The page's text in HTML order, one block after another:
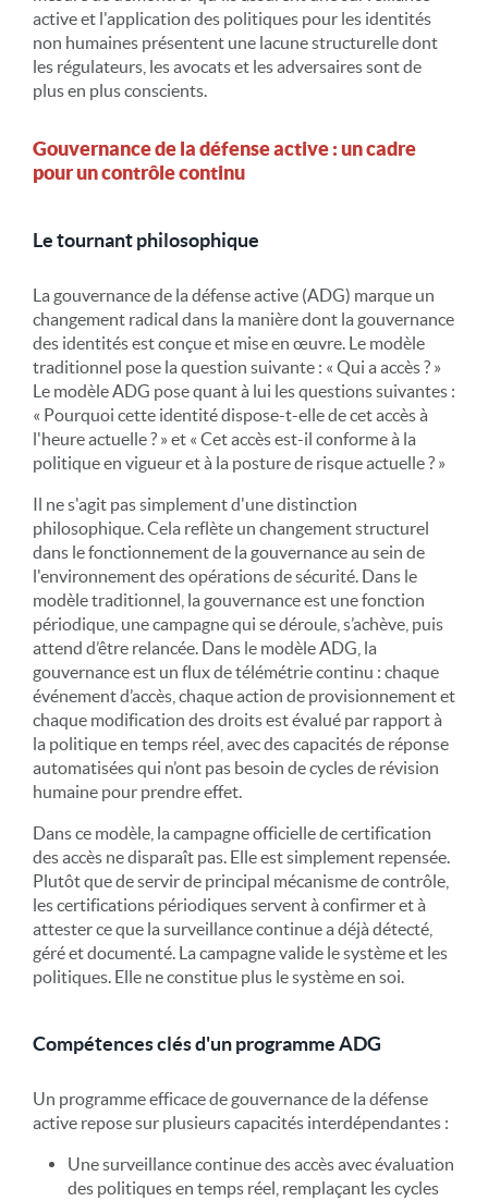
active et l'application des politiques pour les identités
non humaines présentent une lacune structurelle dont
les régulateurs, les avocats et les adversaires sont de
plus en plus conscients.
Gouvernance de la défense active : un cadre
pour un contrôle continu
Le tournant philosophique
La gouvernance de la défense active (ADG) marque un
changement radical dans la manière dont la gouvernance
des identités est conçue et mise en œuvre. Le modèle
traditionnel pose la question suivante : « Qui a accès ? »
Le modèle ADG pose quant à lui les questions suivantes :
« Pourquoi cette identité dispose-t-elle de cet accès à
l'heure actuelle ? » et « Cet accès est-il conforme à la
politique en vigueur et à la posture de risque actuelle ? »
Il ne s'agit pas simplement d'une distinction
philosophique. Cela reflète un changement structurel
dans le fonctionnement de la gouvernance au sein de
l'environnement des opérations de sécurité. Dans le
modèle traditionnel, la gouvernance est une fonction
périodique, une campagne qui se déroule, s’achève, puis
attend d’être relancée. Dans le modèle ADG, la
gouvernance est un flux de télémétrie continu : chaque
événement d’accès, chaque action de provisionnement et
chaque modification des droits est évalué par rapport à
la politique en temps réel, avec des capacités de réponse
automatisées qui n’ont pas besoin de cycles de révision
humaine pour prendre effet.
Dans ce modèle, la campagne officielle de certification
des accès ne disparaît pas. Elle est simplement repensée.
Plutôt que de servir de principal mécanisme de contrôle,
les certifications périodiques servent à confirmer et à
attester ce que la surveillance continue a déjà détecté,
géré et documenté. La campagne valide le système et les
politiques. Elle ne constitue plus le système en soi.
Compétences clés d'un programme ADG
Un programme efficace de gouvernance de la défense
active repose sur plusieurs capacités interdépendantes :
Une surveillance continue des accès avec évaluation
des politiques en temps réel, remplaçant les cycles